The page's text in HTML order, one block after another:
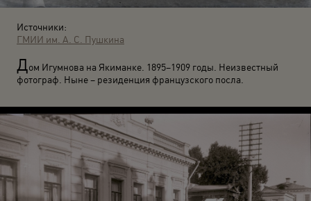
Источники:
ГМИИ им. А. С. Пушкина
Дом Игумнова на Якиманке. 1895–1909 годы. Неизвестный
фотограф. Ныне – резиденция французского посла.